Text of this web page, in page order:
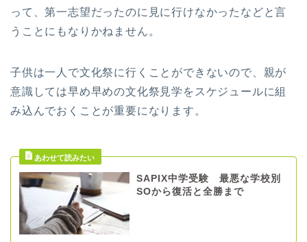
って、第一志望だったのに見に行けなかったなどと言
うことにもなりかねません。
子供は一人で文化祭に行くことができないので、親が
意識しては早め早めの文化祭見学をスケジュールに組
み込んでおくことが重要になります。
SAPIX中学受験 最悪な学校別
SOから復活と全勝まで